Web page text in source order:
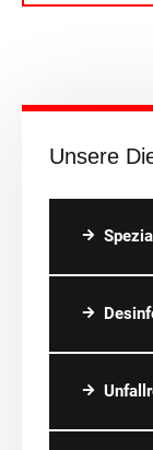
Unsere